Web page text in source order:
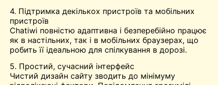
4. Підтримка декількох пристроїв та мобільних
пристроїв
Chatiwi повністю адаптивна і безперебійно працює
як в настільних, так і в мобільних браузерах, що
робить її ідеальною для спілкування в дорозі.
5. Простий, сучасний інтерфейс
Чистий дизайн сайту зводить до мінімуму